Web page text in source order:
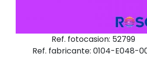
Ref. fotocasion: 52799
Ref. fabricante: 0104-E048-